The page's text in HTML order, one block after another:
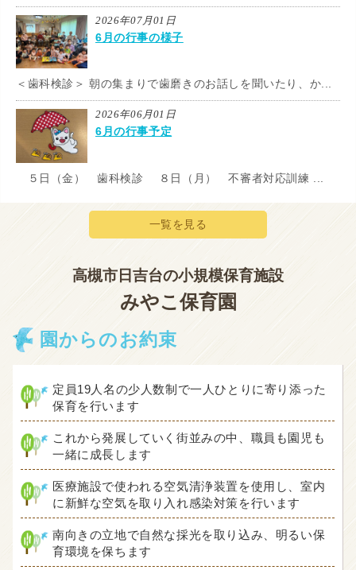
2026年07月01日
6月の行事の様子
＜歯科検診＞ 朝の集まりで歯磨きのお話しを聞いたり、か...
2026年06月01日
6月の行事予定
５日（金） 歯科検診 ８日（月） 不審者対応訓練 ...
一覧を見る
高槻市日吉台の小規模保育施設
みやこ保育園
園からのお約束
定員19人名の少人数制で一人ひとりに寄り添った
保育を行います
これから発展していく街並みの中、職員も園児も
一緒に成長します
医療施設で使われる空気清浄装置を使用し、室内
に新鮮な空気を取り入れ感染対策を行います
南向きの立地で自然な採光を取り込み、明るい保
育環境を保ちます